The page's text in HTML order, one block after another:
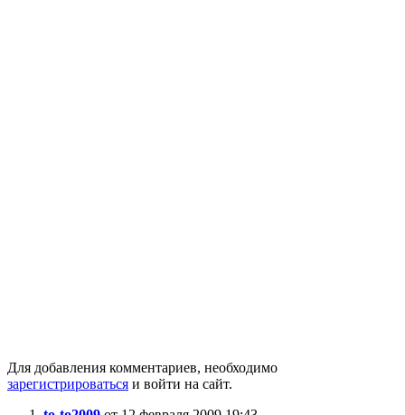
Для добавления комментариев, необходимо
зарегистрироваться и войти на сайт.